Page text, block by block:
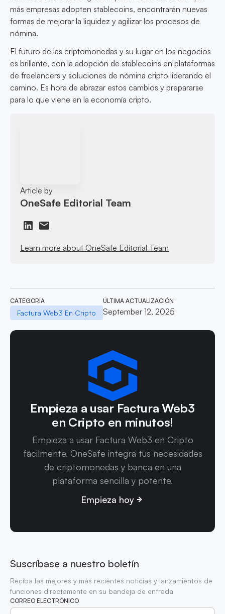
más empresas adopten stablecoins, encontrarán nuevas
formas de mejorar la liquidez y agilizar los procesos de
nómina.
El futuro de las criptomonedas y su lugar en los negocios
es brillante, con la adopción de stablecoins en plataformas
de freelancers y soluciones de nómina cripto liderando el
camino. Es hora de abrazar estos cambios y prepararse
para lo que viene en la economía cripto.
Article by
OneSafe Editorial Team
Learn more about OneSafe Editorial Team
CATEGORÍA
Factura Web3 En Cripto
ÚLTIMA ACTUALIZACIÓN
September 12, 2025
Empieza a usar Factura Web3
en Cripto en minutos!
Empieza a usar Factura Web3 en Cripto
fácilmente. OneSafe integra tus necesidades
de criptomonedas y banca en una
plataforma sencilla y potente.
Empieza hoy
Suscríbase a nuestro boletín
Reciba las mejores y más recientes noticias y lanzamientos de
funciones directamente en su bandeja de entrada
CORREO ELECTRÓNICO